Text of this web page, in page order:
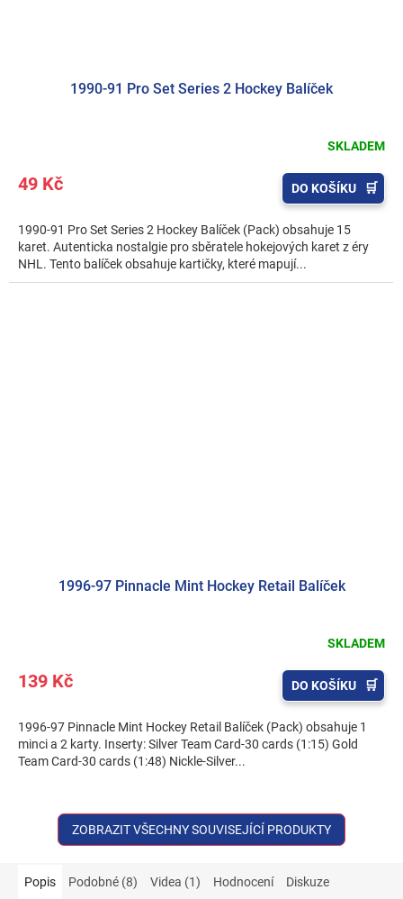
1990-91 Pro Set Series 2 Hockey Balíček
SKLADEM
49 Kč DO KOŠÍKU
1990-91 Pro Set Series 2 Hockey Balíček (Pack) obsahuje 15
karet. Autenticka nostalgie pro sběratele hokejových karet z éry
NHL. Tento balíček obsahuje kartičky, které mapují...
1996-97 Pinnacle Mint Hockey Retail Balíček
SKLADEM
139 Kč DO KOŠÍKU
1996-97 Pinnacle Mint Hockey Retail Balíček (Pack) obsahuje 1
minci a 2 karty. Inserty: Silver Team Card-30 cards (1:15) Gold
Team Card-30 cards (1:48) Nickle-Silver...
ZOBRAZIT VŠECHNY SOUVISEJÍCÍ PRODUKTY
Popis Podobné (8) Videa (1) Hodnocení Diskuze